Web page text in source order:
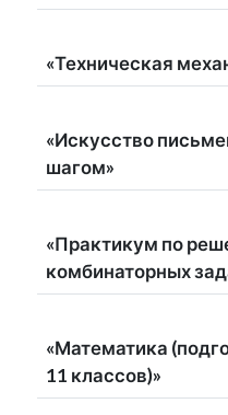
«Техническая
«Искусство
шагом»
«Практикум по
комбинаторных
«Математика
11 классов)»